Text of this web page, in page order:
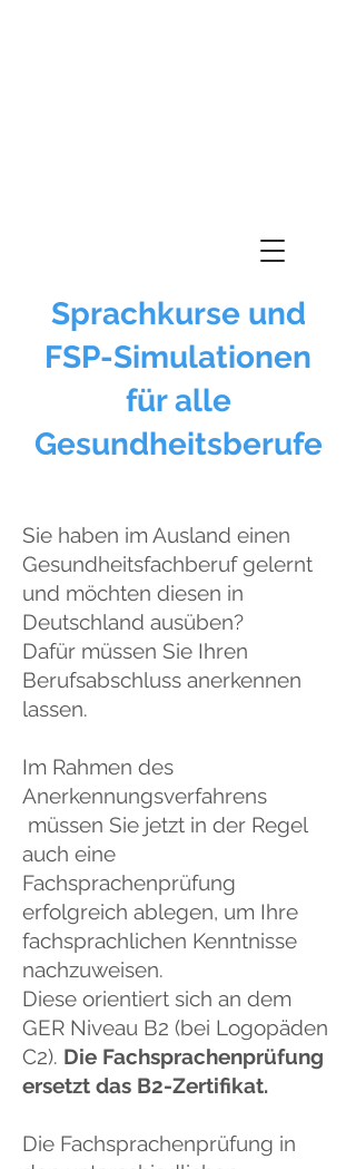
Sprachkurse und
FSP-Simulationen
für alle
Gesundheitsberufe
Sie haben im Ausland einen
Gesundheitsfachberuf gelernt
und möchten diesen in
Deutschland ausüben?
Dafür müssen Sie Ihren
Berufsabschluss anerkennen
lassen.
Im Rahmen des
Anerkennungsverfahrens
müssen Sie jetzt in der Regel
auch eine
Fachsprachenprüfung
erfolgreich ablegen, um Ihre
fachsprachlichen Kenntnisse
nachzuweisen.
Diese orientiert sich an dem
GER Niveau B2 (bei Logopäden
C2). Die Fachsprachenprüfung
ersetzt das B2-Zertifikat.
Die Fachsprachenprüfung in